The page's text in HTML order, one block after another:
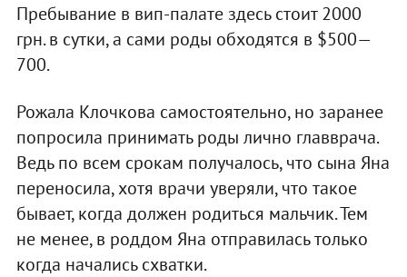
Пребывание в вип-палате здесь стоит 2000
грн. в сутки, а сами роды обходятся в $500—
700.
Рожала Клочкова самостоятельно, но заранее
попросила принимать роды лично главврача.
Ведь по всем срокам получалось, что сына Яна
переносила, хотя врачи уверяли, что такое
бывает, когда должен родиться мальчик. Тем
не менее, в роддом Яна отправилась только
когда начались схватки.